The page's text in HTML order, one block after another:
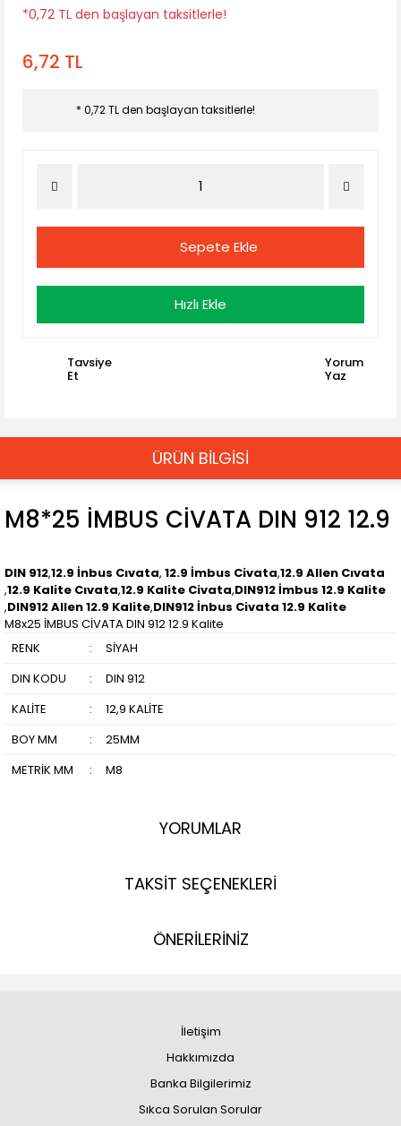
*0,72 TL den başlayan taksitlerle!
6,72 TL
* 0,72 TL den başlayan taksitlerle!
Sepete Ekle
Hızlı Ekle
Tavsiye
Et
Yorum
Yaz
ÜRÜN BİLGİSİ
M8*25 İMBUS CİVATA DIN 912 12.9
DIN 912,12.9 İnbus Cıvata, 12.9 İmbus Civata,12.9 Allen Cıvata
,12.9 Kalite Cıvata,12.9 Kalite Civata,DIN912 İmbus 12.9 Kalite
,DIN912 Allen 12.9 Kalite,DIN912 İnbus Civata 12.9 Kalite
M8x25 İMBUS CİVATA DIN 912 12.9 Kalite
RENK
:
SİYAH
DIN KODU
:
DIN 912
KALİTE
:
12,9 KALİTE
BOY MM
:
25MM
METRİK MM
: M8
YORUMLAR
TAKSİT SEÇENEKLERİ
ÖNERİLERİNİZ
İletişim
Hakkımızda
Banka Bilgilerimiz
Sıkca Sorulan Sorular